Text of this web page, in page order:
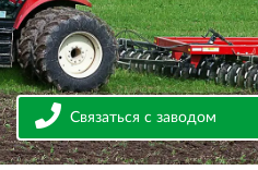
Связаться с заводом